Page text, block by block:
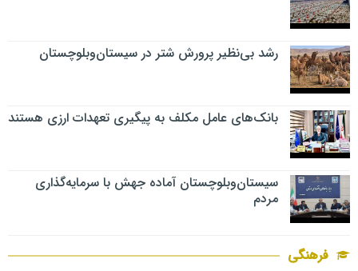
رشد بی‌نظیر پرورش شتر در سیستان‌وبلوچستان
بانک‌های عامل مکلف به پیگیری تعهدات ارزی هستند
سیستان‌وبلوچستان آماده جهش با سرمایه‌گذاری
مردم
فرهنگی